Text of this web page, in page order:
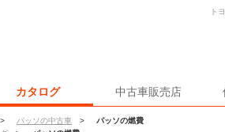
カタログ 中古車販売店
> パッソの中古車 >
パッソの燃費
ト